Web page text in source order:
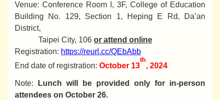
Venue: Conference Room I, 3F, College of Education
Building No. 129, Section 1, Heping E Rd, Da’an
District,
Taipei City, 106 or attend online
Registration: https://reurl.cc/QEbAbb
End date of registration: October 13
th
, 2024
Note:
Lunch will be provided only for in-person
attendees on October 26.